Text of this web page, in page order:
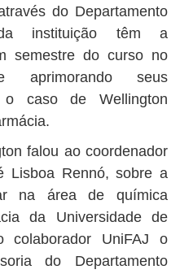
do Departamento
instituição têm a
semestre do curso no
aprimorando seus
o caso de Wellington
falou ao coordenador
Lisboa Rennó, sobre a
na área de química
da Universidade de
colaborador UniFAJ o
do Departamento